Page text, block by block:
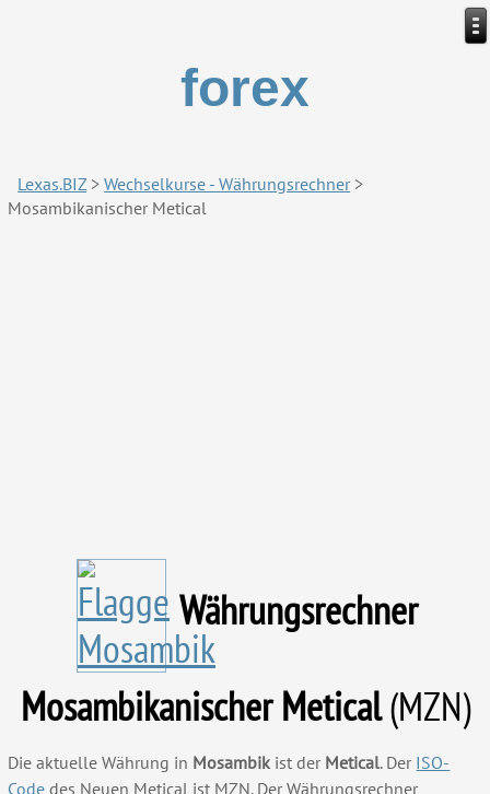
forex
Lexas.BIZ >Wechselkurse - Währungsrechner>
Mosambikanischer Metical
Währungsrechner
Mosambikanischer Metical (MZN)
Die aktuelle Währung in Mosambikist der Metical. Der ISO-
Code des Neuen Metical ist MZN. Der Währungsrechner